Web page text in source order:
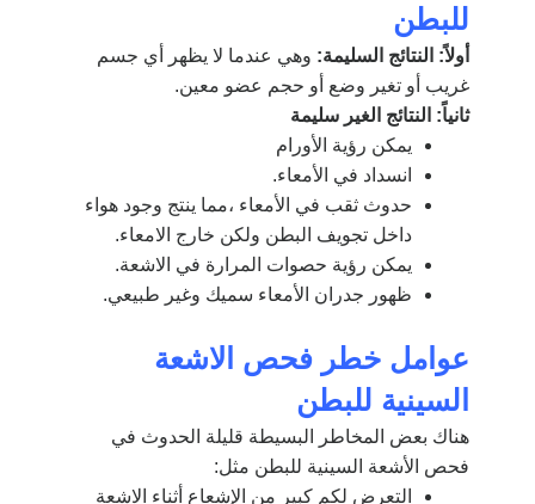
للبطن
أولاً: النتائج السليمة: وهي عندما لا يظهر أي جسم
غريب أو تغير وضع أو حجم عضو معين.
ثانياً: النتائج الغير سليمة
يمكن رؤية الأورام
انسداد في الأمعاء.
حدوث ثقب في الأمعاء ،مما ينتج وجود هواء
داخل تجويف البطن ولكن خارج الامعاء.
يمكن رؤية حصوات المرارة في الاشعة.
ظهور جدران الأمعاء سميك وغير طبيعي.
عوامل خطر فحص الاشعة
السينية للبطن
هناك بعض المخاطر البسيطة قليلة الحدوث في
فحص الأشعة السينية للبطن مثل:
التعرض لكم كبير من الإشعاع أثناء الاشعة